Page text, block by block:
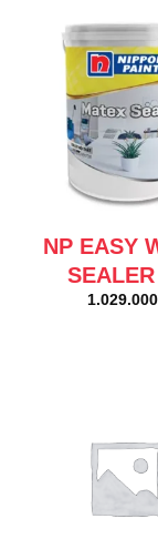
NP EASY
1.029.000